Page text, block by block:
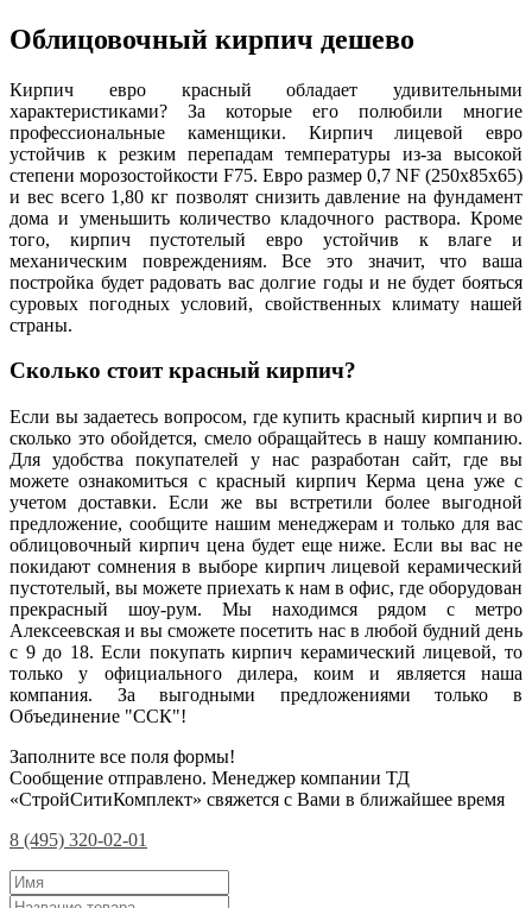
Облицовочный кирпич дешево
Кирпич евро красный обладает удивительными
характеристиками? За которые его полюбили многие
профессиональные каменщики. Кирпич лицевой евро
устойчив к резким перепадам температуры из-за высокой
степени морозостойкости F75. Евро размер 0,7 NF (250х85х65)
и вес всего 1,80 кг позволят снизить давление на фундамент
дома и уменьшить количество кладочного раствора. Кроме
того, кирпич пустотелый евро устойчив к влаге и
механическим повреждениям. Все это значит, что ваша
постройка будет радовать вас долгие годы и не будет бояться
суровых погодных условий, свойственных климату нашей
страны.
Сколько стоит красный кирпич?
Если вы задаетесь вопросом, где купить красный кирпич и во
сколько это обойдется, смело обращайтесь в нашу компанию.
Для удобства покупателей у нас разработан сайт, где вы
можете ознакомиться с красный кирпич Керма цена уже с
учетом доставки. Если же вы встретили более выгодной
предложение, сообщите нашим менеджерам и только для вас
облицовочный кирпич цена будет еще ниже. Если вы вас не
покидают сомнения в выборе кирпич лицевой керамический
пустотелый, вы можете приехать к нам в офис, где оборудован
прекрасный шоу-рум. Мы находимся рядом с метро
Алексеевская и вы сможете посетить нас в любой будний день
с 9 до 18. Если покупать кирпич керамический лицевой, то
только у официального дилера, коим и является наша
компания. За выгодными предложениями только в
Объединение "ССК"!
Заполните все поля формы!
Сообщение отправлено. Менеджер компании ТД
«СтройСитиКомплект» свяжется с Вами в ближайшее время
8 (495) 320-02-01